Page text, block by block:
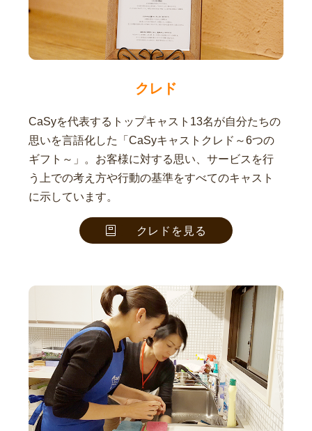
クレド
CaSyを代表するトップキャスト13名が自分たちの
思いを言語化した「CaSyキャストクレド～6つの
ギフト～」。お客様に対する思い、サービスを行
う上での考え方や行動の基準をすべてのキャスト
に示しています。
クレドを見る